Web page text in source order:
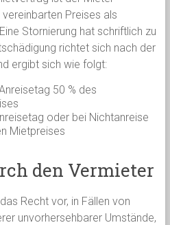
Preises als
Stornierung hat schriftlich zu
richtet sich nach der
ergibt sich wie folgt:
50 % des
oder bei Nichtanreise
Mietpreises
den Vermieter
Recht vor, in Fällen von
unvorhersehbarer Umstände,